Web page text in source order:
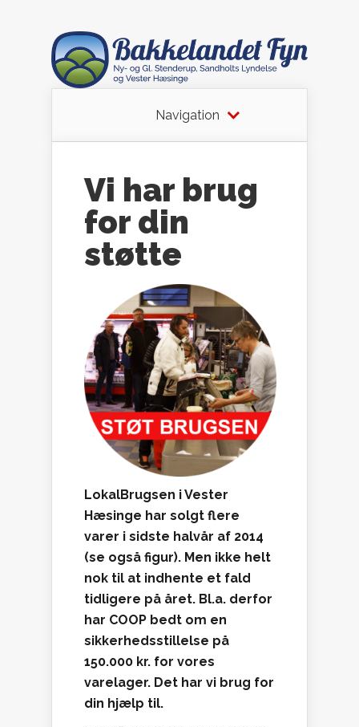
Navigation
Vi har brug
for din
støtte
LokalBrugsen i Vester
Hæsinge har solgt flere
varer i sidste halvår af 2014
(se også figur). Men ikke helt
nok til at indhente et fald
tidligere på året. Bl.a. derfor
har COOP bedt om en
sikkerhedsstillelse på
150.000 kr. for vores
varelager. Det har vi brug for
din hjælp til.